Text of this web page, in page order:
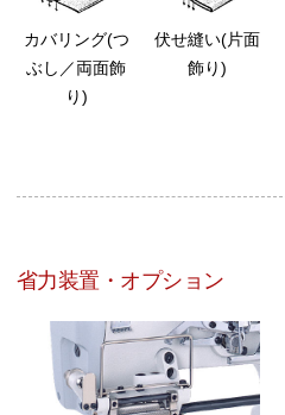
カバリング(つ
ぶし／両面飾
り)
伏せ縫い(片面
飾り)
省力装置・オプション